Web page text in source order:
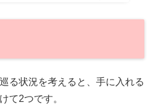
る状況を考えると、手に入れる
て2つです。